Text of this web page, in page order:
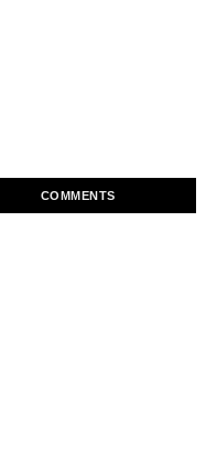
COMMENTS